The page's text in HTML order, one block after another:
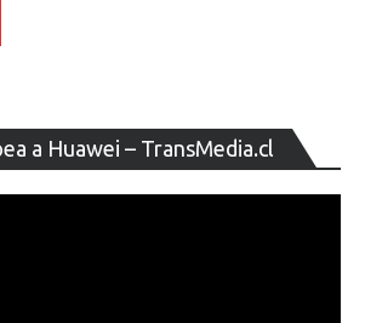
a Huawei – TransMedia.cl
de